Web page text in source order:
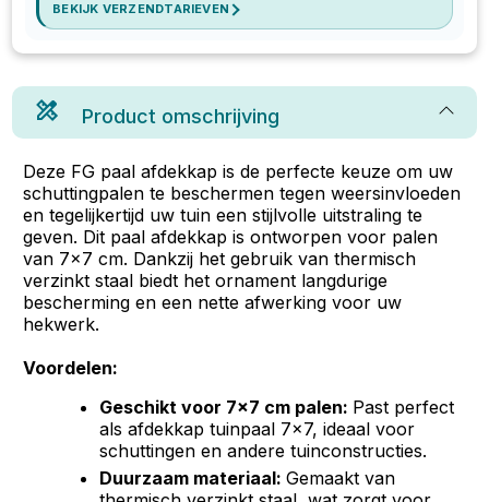
BEKIJK VERZENDTARIEVEN
Product omschrijving
Deze FG paal afdekkap is de perfecte keuze om uw
schuttingpalen te beschermen tegen weersinvloeden
en tegelijkertijd uw tuin een stijlvolle uitstraling te
geven. Dit paal afdekkap is ontworpen voor palen
van 7x7 cm. Dankzij het gebruik van thermisch
verzinkt staal biedt het ornament langdurige
bescherming en een nette afwerking voor uw
hekwerk.
Voordelen:
Geschikt voor 7x7 cm palen: Past perfect
als afdekkap tuinpaal 7x7, ideaal voor
schuttingen en andere tuinconstructies.
Duurzaam materiaal:Gemaakt van